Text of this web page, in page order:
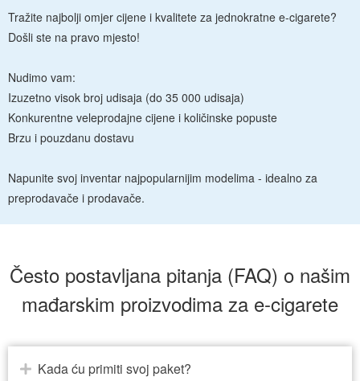
Tražite najbolji omjer cijene i kvalitete za jednokratne e-cigarete?
Došli ste na pravo mjesto!
Nudimo vam:
Izuzetno visok broj udisaja (do 35 000 udisaja)
Konkurentne veleprodajne cijene i količinske popuste
Brzu i pouzdanu dostavu
Napunite svoj inventar najpopularnijim modelima - idealno za
preprodavače i prodavače.
Često postavljana pitanja (FAQ) o našim
mađarskim proizvodima za e-cigarete
Kada ću primiti svoj paket?